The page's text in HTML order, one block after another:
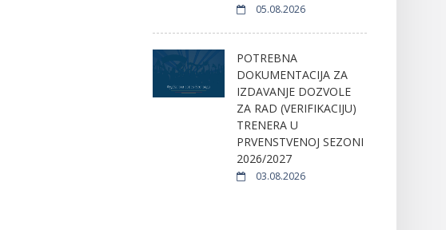
05.08.2026
POTREBNA
DOKUMENTACIJA ZA
IZDAVANJE DOZVOLE
ZA RAD (VERIFIKACIJU)
TRENERA U
PRVENSTVENOJ SEZONI
2026/2027
03.08.2026